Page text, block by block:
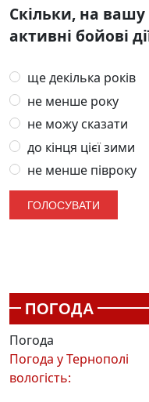
Скільки, на
активні бойові
ще декілька років
не менше року
не можу сказати
до кінця цієї зими
не менше півроку
ПОГОДА
Погода
Погода уТернополі
вологість: